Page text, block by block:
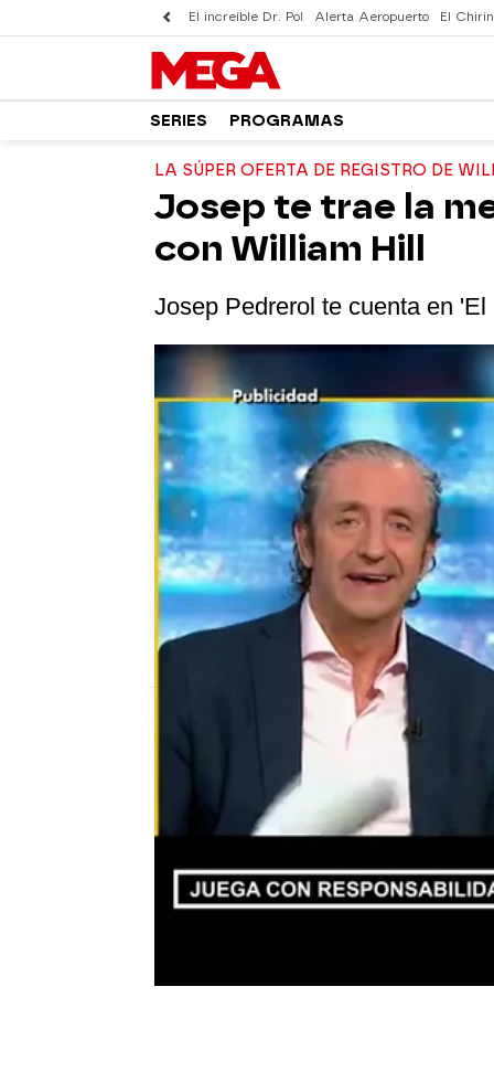
El increíble Dr. Pol Alerta Aeropuerto El
SERIES PROGRAMAS
LA SÚPER OFERTA DE REGISTRO DE
Josep te trae la
con William Hill
Josep Pedrerol te cuenta en
08 de julio de 2020, 02:45
08 de julio de 2020, 02:44